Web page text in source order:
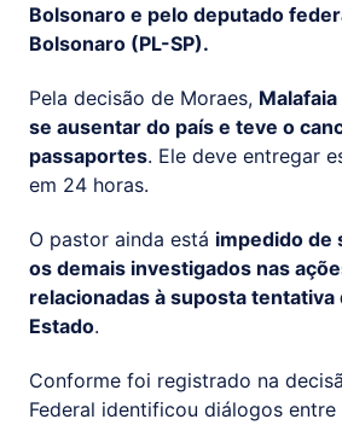
Bolsonaro e pelo deputado
Bolsonaro (PL-SP).
Pela decisão de Moraes,
se ausentar do país e teve o
passaportes. Ele deve entregar
em 24 horas.
O pastor ainda está impedido de
os demais investigados nas
relacionadas à suposta tentativa
Estado.
Conforme foi registrado na
Federal identificou diálogos